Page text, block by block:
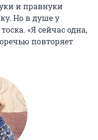
и правнуки
Но в душе у
«Я сейчас одна,
повторяет